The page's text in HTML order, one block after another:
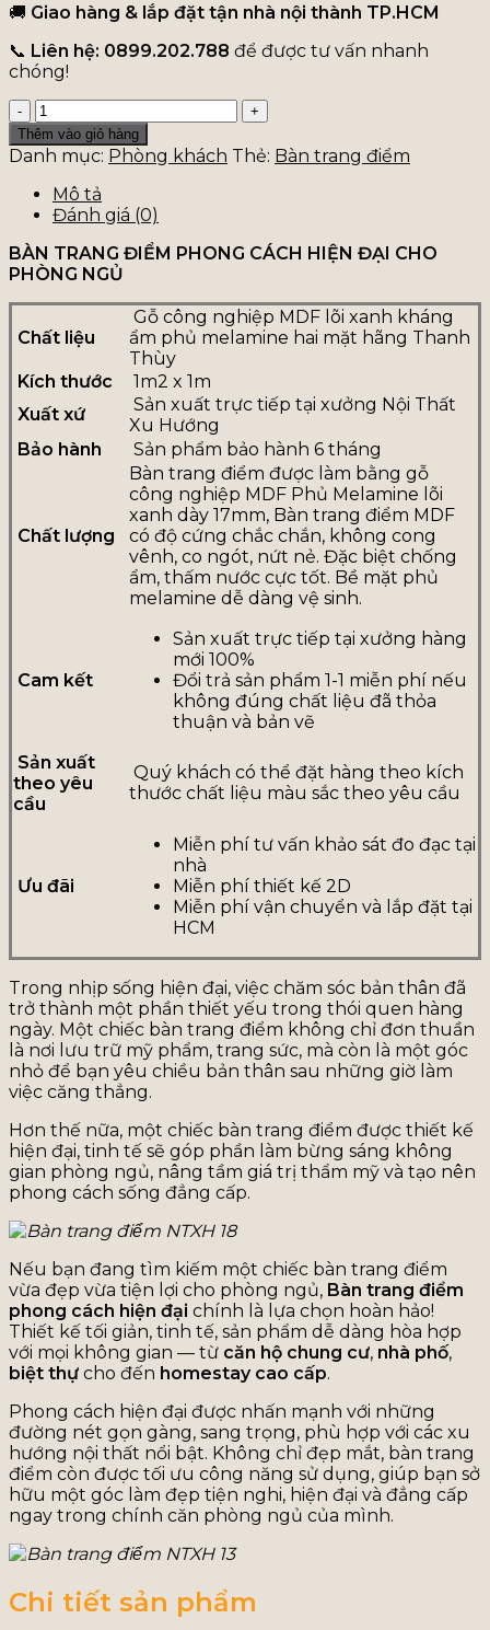
🚚 Giao hàng & lắp đặt tận nhà nội thành TP.HCM
📞 Liên hệ: 0899.202.788 để được tư vấn nhanh
chóng!
Bàn
trang
điểm
phong
cách
hiện
cho
phòng
lượng
Thêm vào giỏ hàng
Danh mục: Phòng khách Thẻ: Bàn trang điểm
Mô tả
Đánh giá (0)
BÀN TRANG ĐIỂM PHONG CÁCH HIỆN ĐẠI CHO
PHÒNG NGỦ
Chất liệu
Gỗ công nghiệp MDF lõi xanh kháng
ẩm phủ melamine hai mặt hãng Thanh
Thùy
Kích thước
1m2 x 1m
Xuất xứ
Sản xuất trực tiếp tại xưởng Nội Thất
Xu Hướng
Bảo hành
Sản phẩm bảo hành 6 tháng
Chất lượng
Bàn trang điểm được làm bằng gỗ
công nghiệp MDF Phủ Melamine lõi
xanh dày 17mm, Bàn trang điểm MDF
có độ cứng chắc chắn, không cong
vênh, co ngót, nứt nẻ. Đặc biệt chống
ẩm, thấm nước cực tốt. Bề mặt phủ
melamine dễ dàng vệ sinh.
Cam kết
Sản xuất trực tiếp tại xưởng hàng
mới 100%
Đổi trả sản phẩm 1-1 miễn phí nếu
không đúng chất liệu đã thỏa
thuận và bản vẽ
Sản xuất
theo yêu
cầu
Quý khách có thể đặt hàng theo kích
thước chất liệu màu sắc theo yêu cầu
Ưu đãi
Miễn phí tư vấn khảo sát đo đạc tại
nhà
Miễn phí thiết kế 2D
Miễn phí vận chuyển và lắp đặt tại
HCM
Trong nhịp sống hiện đại, việc chăm sóc bản thân đã
trở thành một phần thiết yếu trong thói quen hàng
ngày. Một chiếc bàn trang điểm không chỉ đơn thuần
là nơi lưu trữ mỹ phẩm, trang sức, mà còn là một góc
nhỏ để bạn yêu chiều bản thân sau những giờ làm
việc căng thẳng.
Hơn thế nữa, một chiếc bàn trang điểm được thiết kế
hiện đại, tinh tế sẽ góp phần làm bừng sáng không
gian phòng ngủ, nâng tầm giá trị thẩm mỹ và tạo nên
phong cách sống đẳng cấp.
Nếu bạn đang tìm kiếm một chiếc bàn trang điểm
vừa đẹp vừa tiện lợi cho phòng ngủ, Bàn trang điểm
phong cách hiện đại chính là lựa chọn hoàn hảo!
Thiết kế tối giản, tinh tế, sản phẩm dễ dàng hòa hợp
với mọi không gian — từ căn hộ chung cư, nhà phố,
biệt thự cho đến homestay cao cấp.
Phong cách hiện đại được nhấn mạnh với những
đường nét gọn gàng, sang trọng, phù hợp với các xu
hướng nội thất nổi bật. Không chỉ đẹp mắt, bàn trang
điểm còn được tối ưu công năng sử dụng, giúp bạn sở
hữu một góc làm đẹp tiện nghi, hiện đại và đẳng cấp
ngay trong chính căn phòng ngủ của mình.
Chi tiết sản phẩm